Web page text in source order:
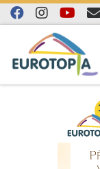
Skip to content